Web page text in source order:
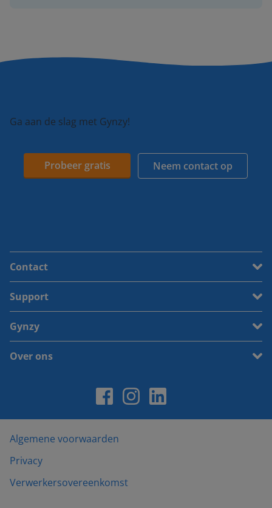
Ga aan de slag met Gynzy!
Probeer gratis Neem contact op
Contact
Support
Gynzy
Over ons
Algemene voorwaarden
Privacy
Verwerkersovereenkomst